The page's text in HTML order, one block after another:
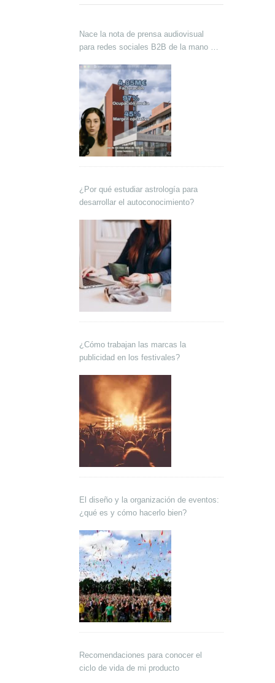
Nace la nota de prensa audiovisual
para redes sociales B2B de la mano de
¿Por qué estudiar astrología para
desarrollar el autoconocimiento?
¿Cómo trabajan las marcas la
publicidad en los festivales?
El diseño y la organización de eventos:
¿qué es y cómo hacerlo bien?
Recomendaciones para conocer el
ciclo de vida de mi producto